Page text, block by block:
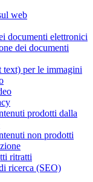
web
documenti elettronici
dei documenti
text) per le immagini
prodotti dalla
non prodotti
ritratti
ricerca (SEO)